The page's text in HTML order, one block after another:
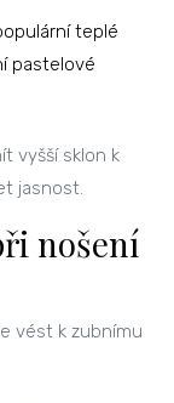
teplé
pastelové
vyšší sklon k
jasnost.
nošení
vést k zubnímu